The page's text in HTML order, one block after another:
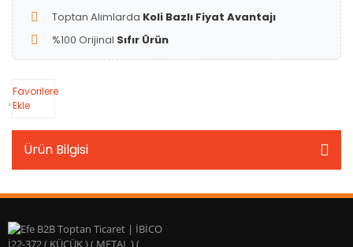
Toptan Alımlarda Koli Bazlı Fiyat Avantajı
%100 Orijinal Sıfır Ürün
Favorilere
Ekle
Ürün Bilgisi